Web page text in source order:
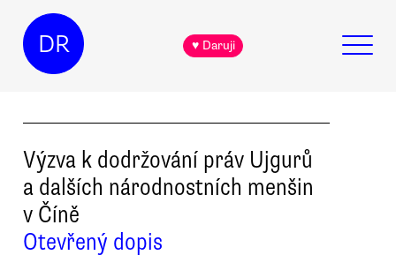
DR ♥ Daruji
Výzva k dodržování práv Ujgurů
a dalších národnostních menšin
v Číně
Otevřený dopis